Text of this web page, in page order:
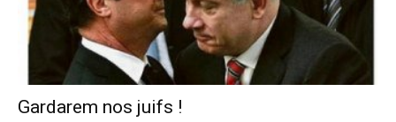
Gardarem nos juifs !